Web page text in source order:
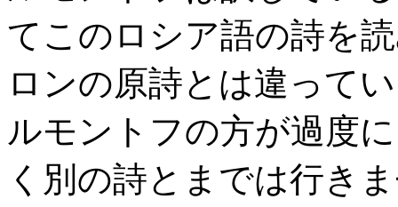
てこのロシア語の詩を
ロンの原詩とは違って
ルモントフの方が過度
く別の詩とまでは行き